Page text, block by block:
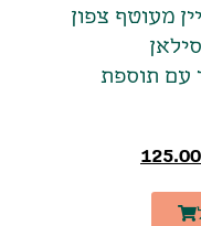
מעוטף צפון
עם תוספת
125.00